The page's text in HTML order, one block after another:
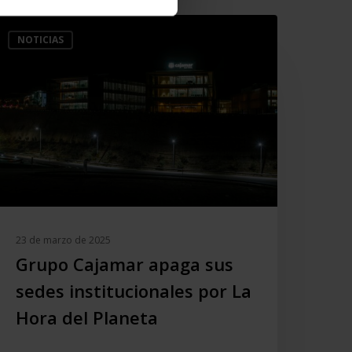
NOTICIAS
23 de marzo de 2025
Grupo Cajamar apaga sus
sedes institucionales por La
Hora del Planeta